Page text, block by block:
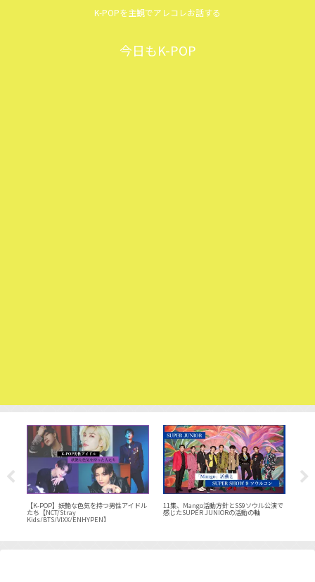
K-POPを主観でアレコレお話する
今日もK-POP
【K-POP】妖艶な色気を持つ男性アイドル
たち【NCT/Stray
Kids/BTS/VIXX/ENHYPEN】
11集、Mango活動方針とSS9ソウル公演で
感じたSUPER JUNIORの活動の軸